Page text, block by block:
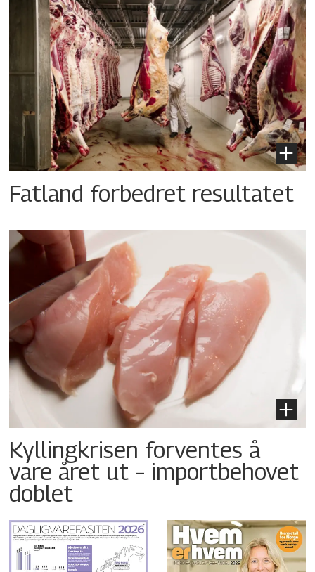
Fatland forbedret resultatet
Kyllingkrisen forventes å
vare året ut – importbehovet
doblet